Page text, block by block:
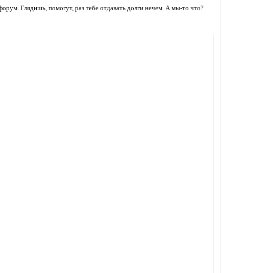
Глядишь, помогут, раз тебе отдавать долги нечем. А мы-то что?